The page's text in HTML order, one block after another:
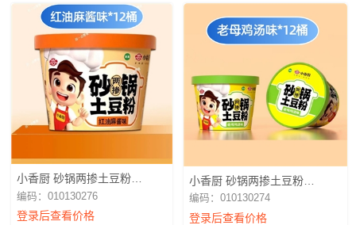
小香厨 砂锅两掺土豆粉
256g（红油麻酱）
编码：010130276
登录后查看价格
小香厨 砂锅两掺土豆粉
256g（老母鸡汤）
编码：010130274
登录后查看价格